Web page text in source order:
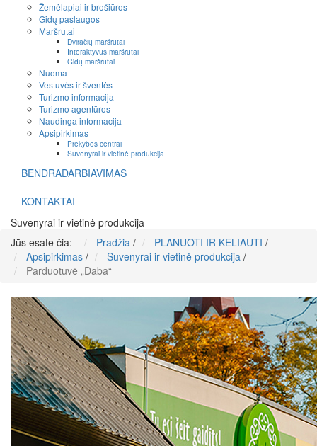
Žemėlapiai ir brošiūros
Gidų paslaugos
Maršrutai
Dviračių maršrutai
Interaktyvūs maršrutai
Gidų maršrutai
Nuoma
Vestuvės ir šventės
Turizmo informacija
Turizmo agentūros
Naudinga informacija
Apsipirkimas
Prekybos centrai
Suvenyrai ir vietinė produkcija
BENDRADARBIAVIMAS
KONTAKTAI
Suvenyrai ir vietinė produkcija
Jūs esate čia:
Pradžia / PLANUOTI IR KELIAUTI /
Apsipirkimas / Suvenyrai ir vietinė produkcija /
Parduotuvė „Daba“